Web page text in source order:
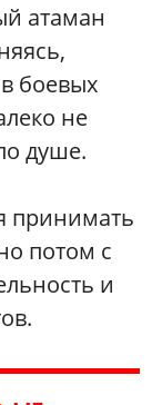
атаман
боевых
не
душе.
принимать
потом с
и